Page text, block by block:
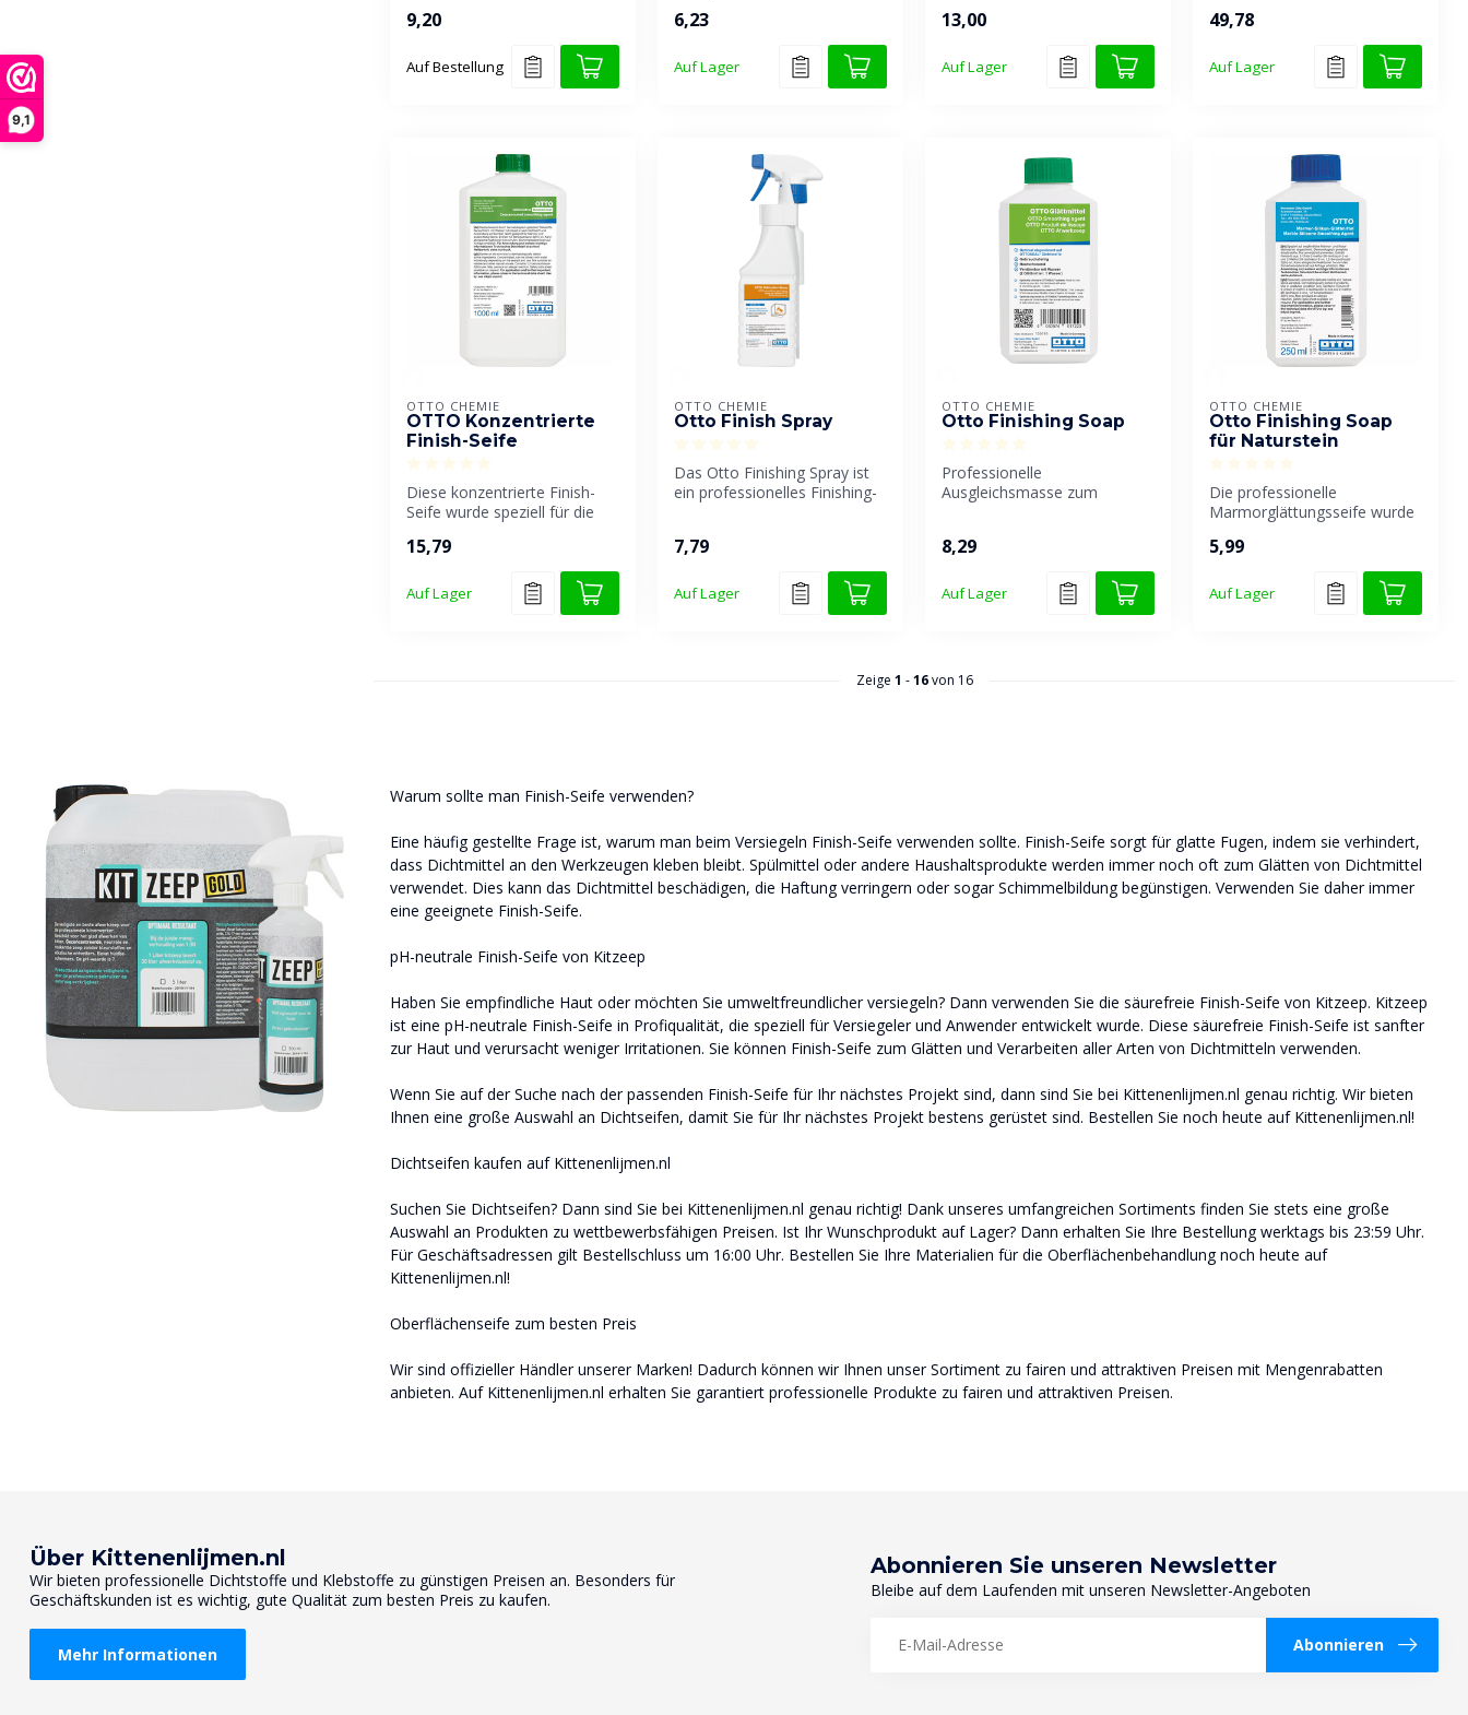
9,1
9,20
Auf Bestellung
6,23
Auf Lager
13,00
Auf Lager
49,78
Auf Lager
OTTO CHEMIE
OTTO Konzentrierte
Finish-Seife
Diese konzentrierte Finish-
Seife wurde speziell für die
15,79
Auf Lager
OTTO CHEMIE
Otto Finish Spray
Das Otto Finishing Spray ist
ein professionelles Finishing-
7,79
Auf Lager
OTTO CHEMIE
Otto Finishing Soap
Professionelle
Ausgleichsmasse zum
8,29
Auf Lager
OTTO CHEMIE
Otto Finishing Soap
für Naturstein
Die professionelle
Marmorglättungsseife wurde
Abmessen u...
5,99
Auf Lager
Zeige 1 -16von 16
Warum sollte man Finish-Seife verwenden?
Eine häufig gestellte Frage ist, warum man beim Versiegeln Finish-Seife verwenden sollte. Finish-Seife sorgt für glatte Fugen, indem sie verhindert,
dass Dichtmittel an den Werkzeugen kleben bleibt. Spülmittel oder andere Haushaltsprodukte werden immer noch oft zum Glätten von Dichtmittel
verwendet. Dies kann das Dichtmittel beschädigen, die Haftung verringern oder sogar Schimmelbildung begünstigen. Verwenden Sie daher immer
eine geeignete Finish-Seife.
pH-neutrale Finish-Seife von Kitzeep
Haben Sie empfindliche Haut oder möchten Sie umweltfreundlicher versiegeln? Dann verwenden Sie die säurefreie Finish-Seife von Kitzeep. Kitzeep
ist eine pH-neutrale Finish-Seife in Profiqualität, die speziell für Versiegeler und Anwender entwickelt wurde. Diese säurefreie Finish-Seife ist sanfter
zur Haut und verursacht weniger Irritationen. Sie können Finish-Seife zum Glätten und Verarbeiten aller Arten von Dichtmitteln verwenden.
Wenn Sie auf der Suche nach der passenden Finish-Seife für Ihr nächstes Projekt sind, dann sind Sie bei Kittenenlijmen.nl genau richtig. Wir bieten
Ihnen eine große Auswahl an Dichtseifen, damit Sie für Ihr nächstes Projekt bestens gerüstet sind. Bestellen Sie noch heute auf Kittenenlijmen.nl!
Dichtseifen kaufen auf Kittenenlijmen.nl
Suchen Sie Dichtseifen? Dann sind Sie bei Kittenenlijmen.nl genau richtig! Dank unseres umfangreichen Sortiments finden Sie stets eine große
Auswahl an Produkten zu wettbewerbsfähigen Preisen. Ist Ihr Wunschprodukt auf Lager? Dann erhalten Sie Ihre Bestellung werktags bis 23:59 Uhr.
Für Geschäftsadressen gilt Bestellschluss um 16:00 Uhr. Bestellen Sie Ihre Materialien für die Oberflächenbehandlung noch heute auf
Kittenenlijmen.nl!
Oberflächenseife zum besten Preis
Wir sind offizieller Händler unserer Marken! Dadurch können wir Ihnen unser Sortiment zu fairen und attraktiven Preisen mit Mengenrabatten
anbieten. Auf Kittenenlijmen.nl erhalten Sie garantiert professionelle Produkte zu fairen und attraktiven Preisen.
Über Kittenenlijmen.nl
Wir bieten professionelle Dichtstoffe und Klebstoffe zu günstigen Preisen an. Besonders für
Geschäftskunden ist es wichtig, gute Qualität zum besten Preis zu kaufen.
Mehr Informationen
Abonnieren Sie unseren Newsletter
Bleibe auf dem Laufenden mit unseren Newsletter-Angeboten
Abonnieren